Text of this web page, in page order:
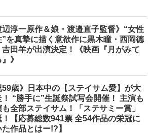
辺淳一原作＆娘・渡邉直子監督》“女性
”を真摯に描く意欲作に黒木瞳・西岡德
吉田羊が出演決定！《映画『月がみて
》
59歳》日本中の【ステイサム愛】が大
！ “勝手に”生誕祭試写会開催！ 主演も
全部ステイサム！「ステサミー賞」
！【応募総数941票 全54作品の栄冠に
作品とはー!?】